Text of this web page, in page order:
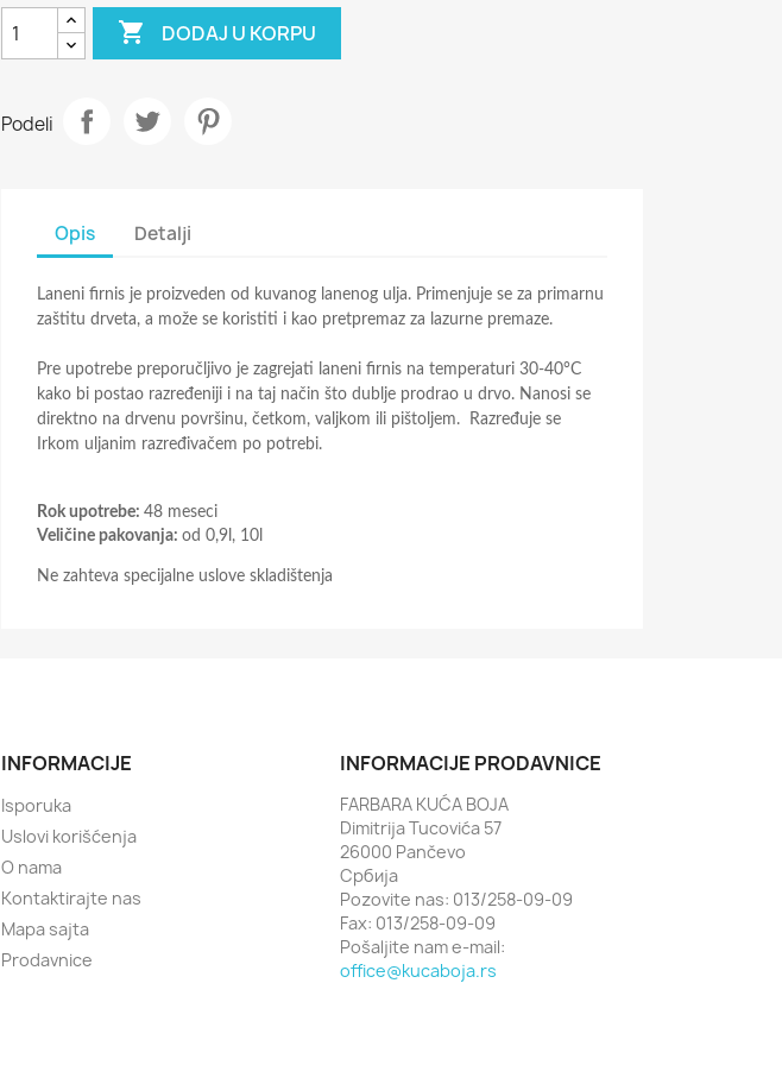
 DODAJ U KORPU
Podeli
Opis Detalji
Laneni firnis je proizveden od kuvanog lanenog ulja. Primenjuje se za primarnu
zaštitu drveta, a može se koristiti i kao pretpremaz za lazurne premaze.
Pre upotrebe preporučljivo je zagrejati laneni firnis na temperaturi 30-40°C
kako bi postao razređeniji i na taj način što dublje prodrao u drvo. Nanosi se
direktno na drvenu površinu, četkom, valjkom ili pištoljem. Razređuje se
Irkom uljanim razređivačem po potrebi.
Rok upotrebe: 48 meseci
Veličine pakovanja: od 0,9l, 10l
Ne zahteva specijalne uslove skladištenja
INFORMACIJE
Isporuka
Uslovi korišćenja
O nama
Kontaktirajte nas
Mapa sajta
Prodavnice
INFORMACIJE PRODAVNICE
FARBARA KUĆA BOJA
Dimitrija Tucovića 57
26000 Pančevo
Србија
Pozovite nas: 013/258-09-09
Fax: 013/258-09-09
Pošaljite nam e-mail:
office@kucaboja.rs